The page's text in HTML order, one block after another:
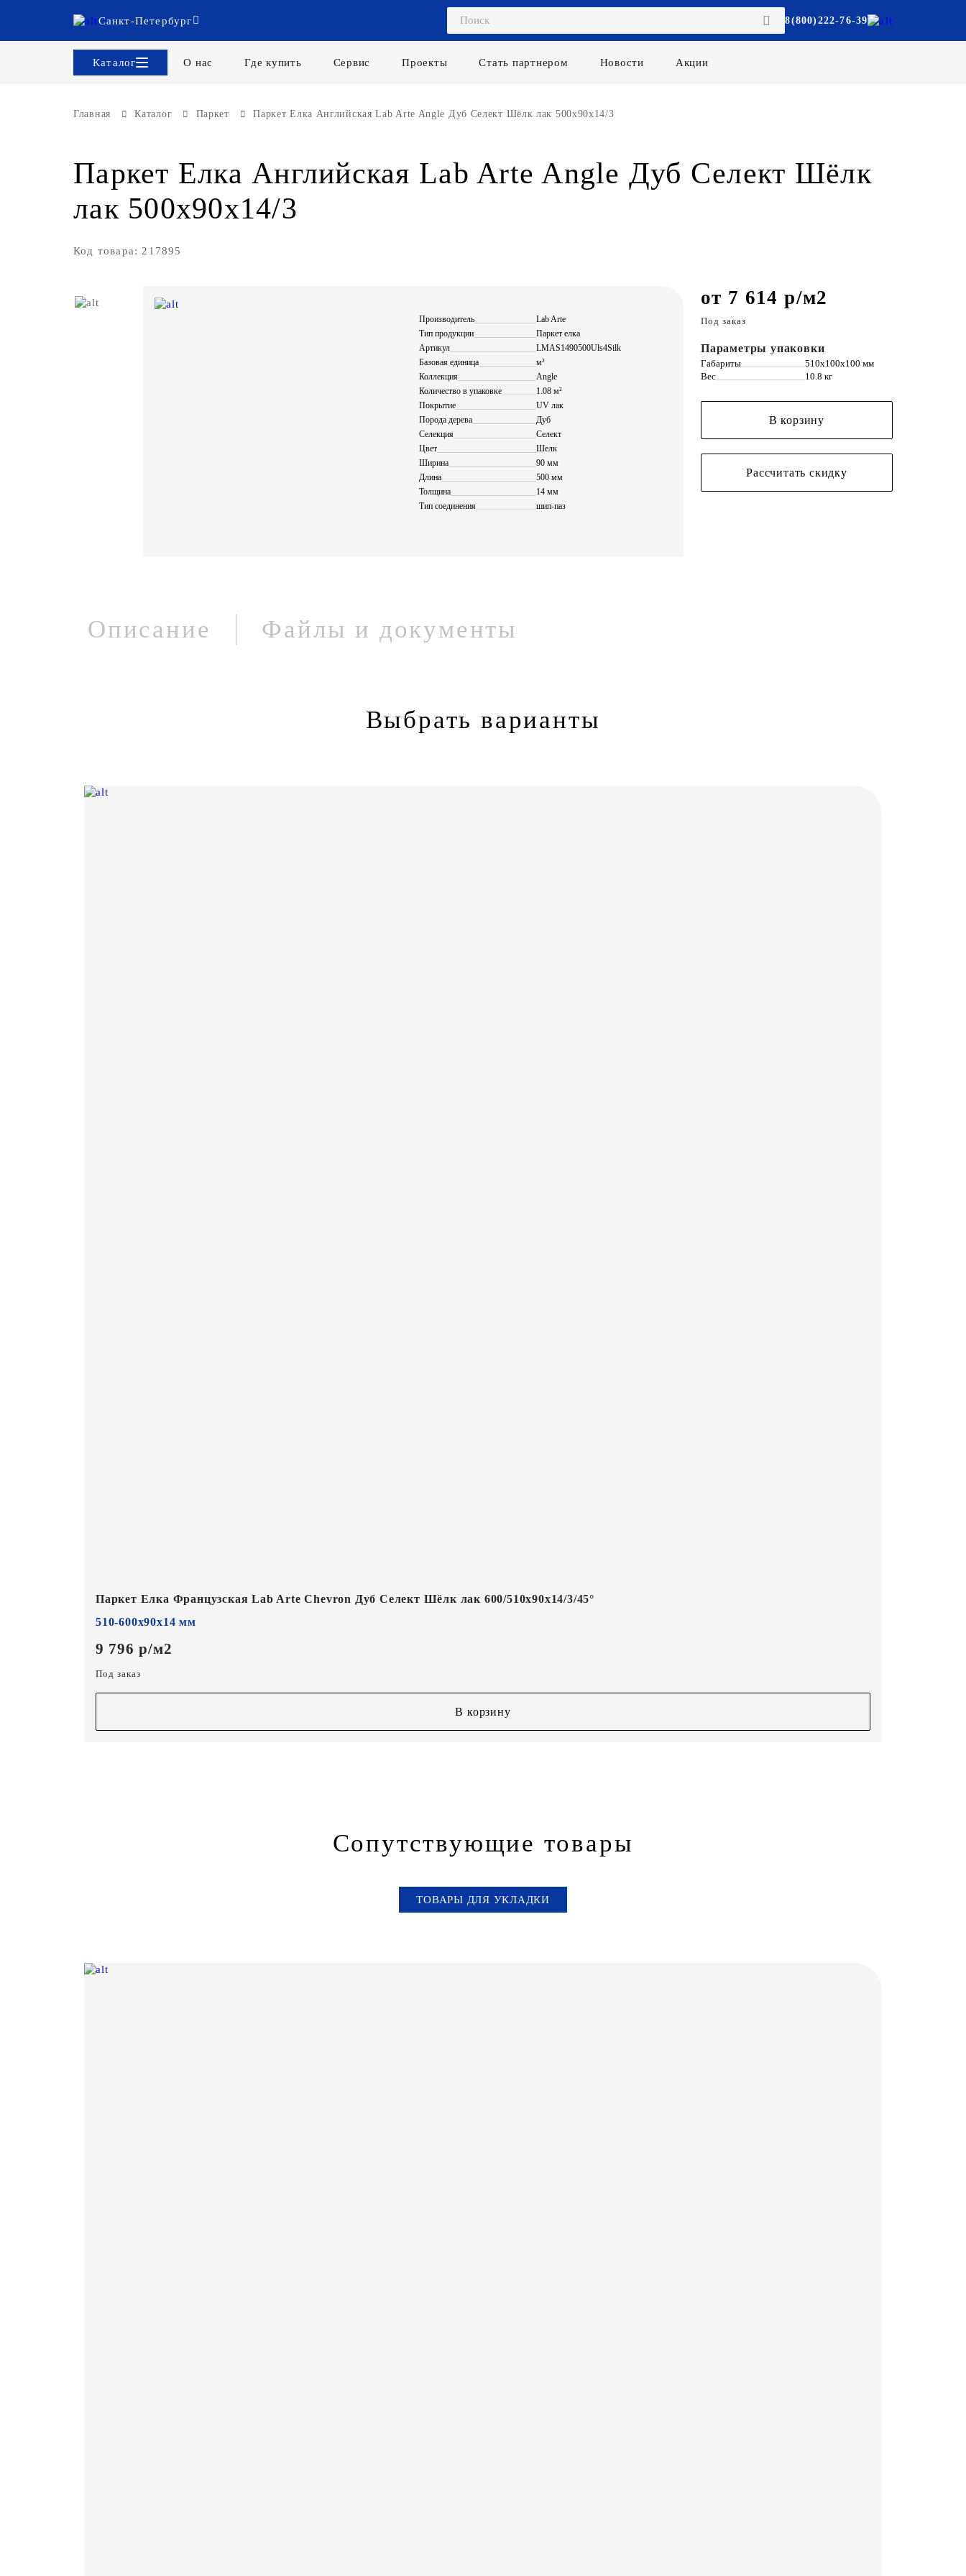
Санкт-Петербург 8(800)222-76-39
Каталог О нас Где купить Сервис Проекты Стать партнером Новости Акции
Главная Каталог Паркет Паркет Елка Английская Lab Arte Angle Дуб Селект Шёлк лак 500х90х14/3
Паркет Елка Английская Lab Arte Angle Дуб Селект Шёлк
лак 500х90х14/3
Код товара: 217895
Производитель
Lab Arte
Тип продукции
Паркет елка
Артикул
LMAS1490500Uls4Silk
Базовая единица
м²
Коллекция
Angle
Количество в упаковке
1.08 м²
Покрытие
UV лак
Порода дерева
Дуб
Селекция
Селект
Цвет
Шелк
Ширина
90 мм
Длина
500 мм
Толщина
14 мм
Тип соединения
шип-паз
от 7 614 р/м2
Под заказ
Параметры упаковки
Габариты
510х100х100 мм
Вес
10.8 кг
В корзину
Рассчитать скидку
Описание Файлы и документы
Выбрать варианты
Паркет Елка Французская Lab Arte Chevron Дуб Селект Шёлк лак 600/510х90х14/3/45°
510-600х90х14 мм
9 796 р/м2
Под заказ
В корзину
Сопутствующие товары
ТОВАРЫ ДЛЯ УКЛАДКИ